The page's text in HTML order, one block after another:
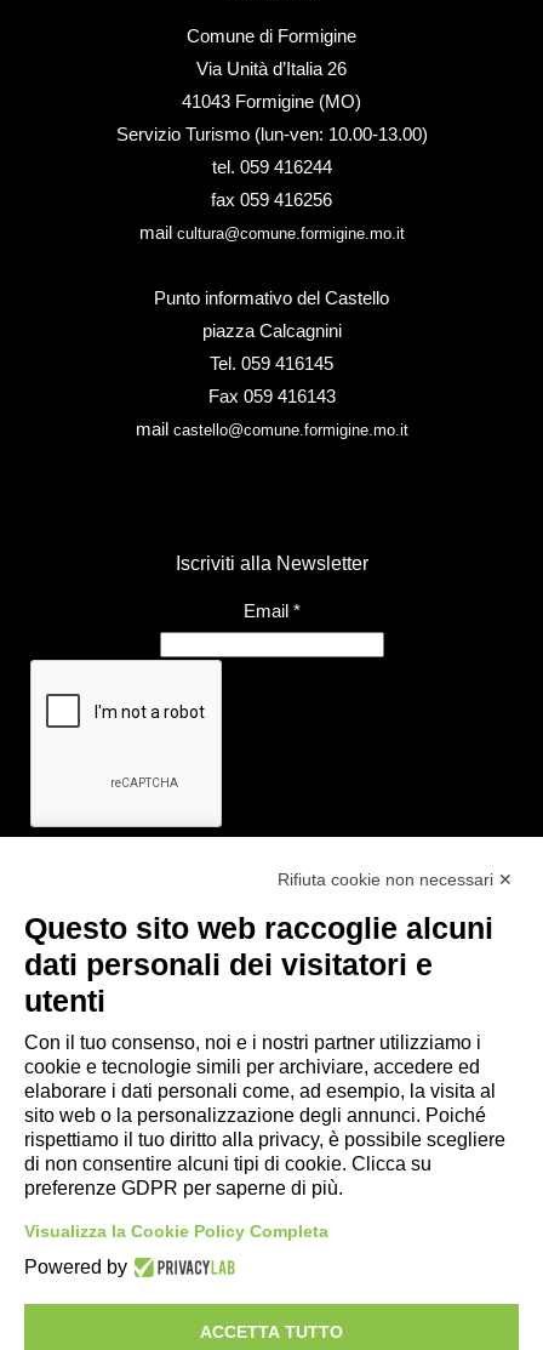
Comune di Formigine
Via Unità d’Italia 26
41043 Formigine (MO)
Servizio Turismo (lun-ven: 10.00-13.00)
tel. 059 416244
fax 059 416256
mail cultura@comune.formigine.mo.it
Punto informativo del Castello
piazza Calcagnini
Tel. 059 416145
Fax 059 416143
mail castello@comune.formigine.mo.it
Iscriviti alla Newsletter
Email *
Link utili
- Ufficio di informazione e accoglienza turistica di Maranello, Fiorano
- Comune di Formigine
- Trasporti Locali
- Trenitalia
Scarica le app
- App iPhone Maranello e Dintorni
Rifiuta cookie non necessari ✕
Questo sito web raccoglie alcuni
dati personali dei visitatori e
utenti
Con il tuo consenso, noi e i nostri partner utilizziamo i
cookie e tecnologie simili per archiviare, accedere ed
elaborare i dati personali come, ad esempio, la visita al
sito web o la personalizzazione degli annunci. Poiché
rispettiamo il tuo diritto alla privacy, è possibile scegliere
di non consentire alcuni tipi di cookie. Clicca su
preferenze GDPR per saperne di più.
Visualizza la Cookie Policy Completa
Powered by
ACCETTA TUTTO